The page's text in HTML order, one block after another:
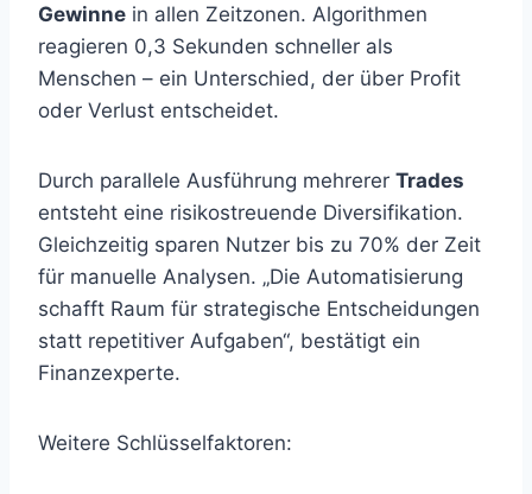
Gewinne in allen Zeitzonen. Algorithmen
reagieren 0,3 Sekunden schneller als
Menschen – ein Unterschied, der über Profit
oder Verlust entscheidet.
Durch parallele Ausführung mehrerer Trades
entsteht eine risikostreuende Diversifikation.
Gleichzeitig sparen Nutzer bis zu 70% der Zeit
für manuelle Analysen. „Die Automatisierung
schafft Raum für strategische Entscheidungen
statt repetitiver Aufgaben“, bestätigt ein
Finanzexperte.
Weitere Schlüsselfaktoren: